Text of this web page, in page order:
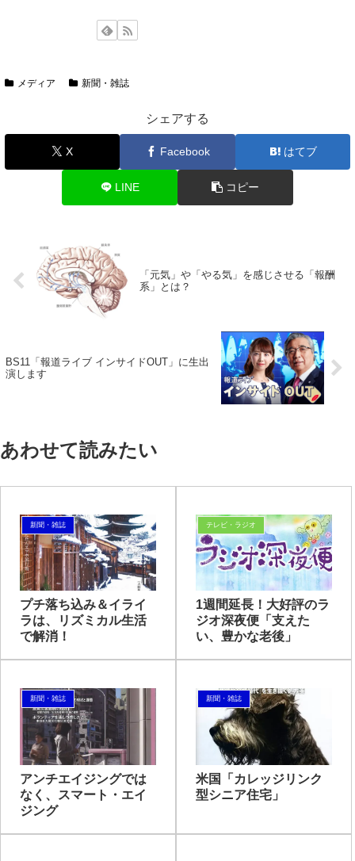
メディア 新聞・雑誌
シェアする
X Facebook はてブ
LINE コピー
「元気」や「やる気」を感じさせる「報酬
系」とは？
BS11「報道ライブ インサイドOUT」に生出
演します
あわせて読みたい
新聞・雑誌
プチ落ち込み＆イライ
ラは、リズミカル生活
で解消！
テレビ・ラジオ
1週間延長！大好評のラ
ジオ深夜便「支えた
い、豊かな老後」
新聞・雑誌
アンチエイジングでは
なく、スマート・エイ
ジング
新聞・雑誌
米国「カレッジリンク
型シニア住宅」